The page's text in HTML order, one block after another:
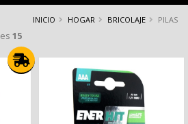
INICIO HOGAR BRICOLAJE PILAS
15